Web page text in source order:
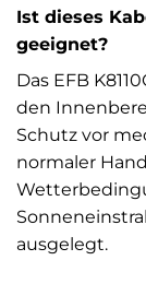
Ist dieses
geeignet?
Das EFB
den
Schutz vor
normaler
ausgelegt.